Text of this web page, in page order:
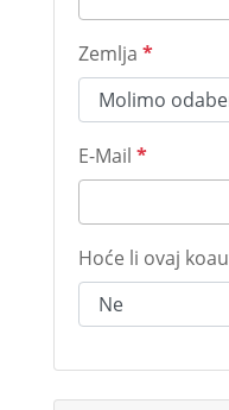
Zemlja *
E-Mail *
Hoće li ovaj